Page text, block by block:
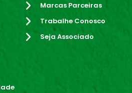
Marcas Parceiras
Trabalhe Conosco
Seja Associado